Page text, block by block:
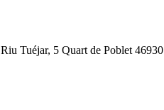
Riu Tuéjar, 5 Quart de Poblet 46930